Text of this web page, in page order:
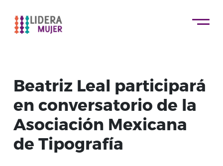
Beatriz Leal participará
en conversatorio de la
Asociación Mexicana
de Tipografía